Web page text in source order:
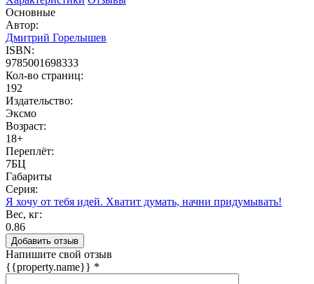
Основные
Автор:
Дмитрий Горелышев
ISBN:
9785001698333
Кол-во страниц:
192
Издательство:
Эксмо
Возраст:
18+
Переплёт:
7БЦ
Габариты
Серия:
Я хочу от тебя идей. Хватит думать, начни придумывать!
Вес, кг:
0.86
Добавить отзыв
Напишите свой отзыв
{{property.name}} *